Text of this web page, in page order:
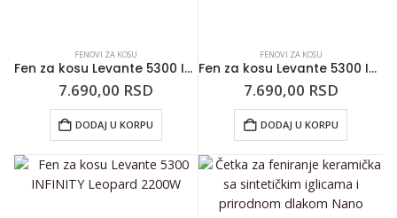
FENOVI ZA KOSU
Fen za kosu Levante 5300 INFINITY Black 2200W
7.690,00 RSD
DODAJ U KORPU
FENOVI ZA KOSU
Fen za kosu Levante 5300 INFINITY Rose Gold 2200W
7.690,00 RSD
DODAJ U KORPU